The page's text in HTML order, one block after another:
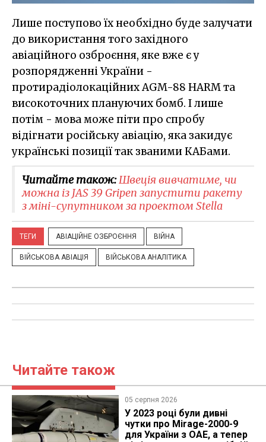
Лише поступово їх необхідно буде залучати
до використання того західного
авіаційного озброєння, яке вже є у
розпорядженні України -
протирадіолокаційних AGM-88 HARM та
високоточних плануючих бомб. І лише
потім - мова може піти про спробу
відігнати російську авіацію, яка закидує
українські позиції так званими КАБами.
Читайте також:Швеція вивчатиме, чи
можна із JAS 39 Gripen запустити ракету
з міні-супутником за проектом Stella
ТЕГИ АВІАЦІЙНЕ ОЗБРОЄННЯ ВІЙНА
ВІЙСЬКОВА АВІАЦІЯ ВІЙСЬКОВА АНАЛІТИКА
Читайте також
05 серпня 2026
У 2023 році були дивні
чутки про Mirage-2000-9
для України з ОАЕ, а тепер